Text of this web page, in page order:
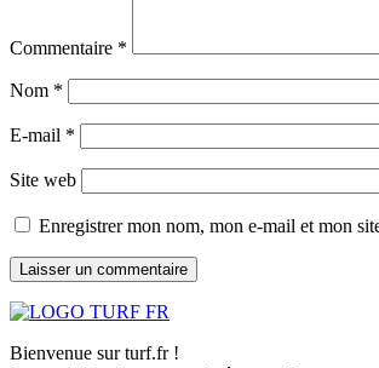
Commentaire *
Nom *
E-mail *
Site web
Enregistrer mon nom, mon e-mail et mon
Bienvenue sur turf.fr !